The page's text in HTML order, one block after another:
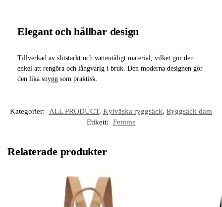
Elegant och hållbar design
Tillverkad av slitstarkt och vattentåligt material, vilket gör den
enkel att rengöra och långvarig i bruk. Den moderna designen gör
den lika snygg som praktisk.
Kategorier: ALL PRODUCT, Kylväska ryggsäck, Ryggsäck dam
Etikett:
Femme
Relaterade produkter